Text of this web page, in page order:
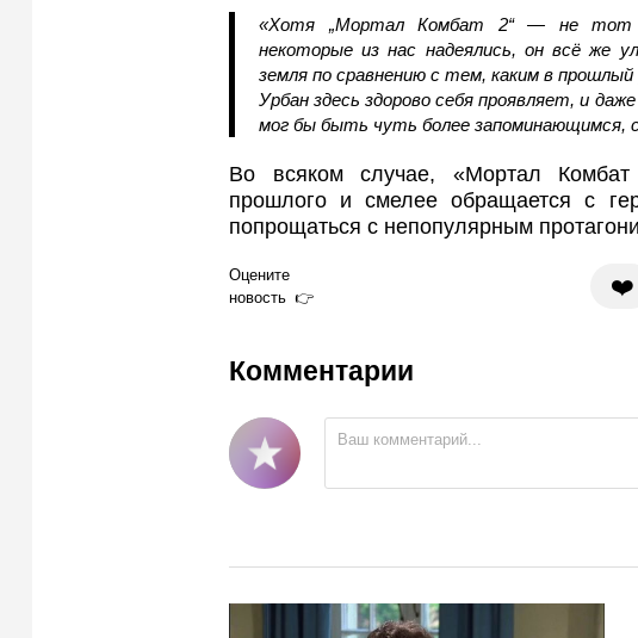
«Хотя „Мортал Комбат 2“ — не тот
некоторые из нас надеялись, он всё же
земля по сравнению с тем, каким в
Урбан здесь здорово себя проявляет, и
мог бы быть чуть более запоминающимся,
Во всяком случае, «Мортал Комбат
прошлого и смелее обращается с
попрощаться с непопулярным
Оцените
новость
❤️
Комментарии